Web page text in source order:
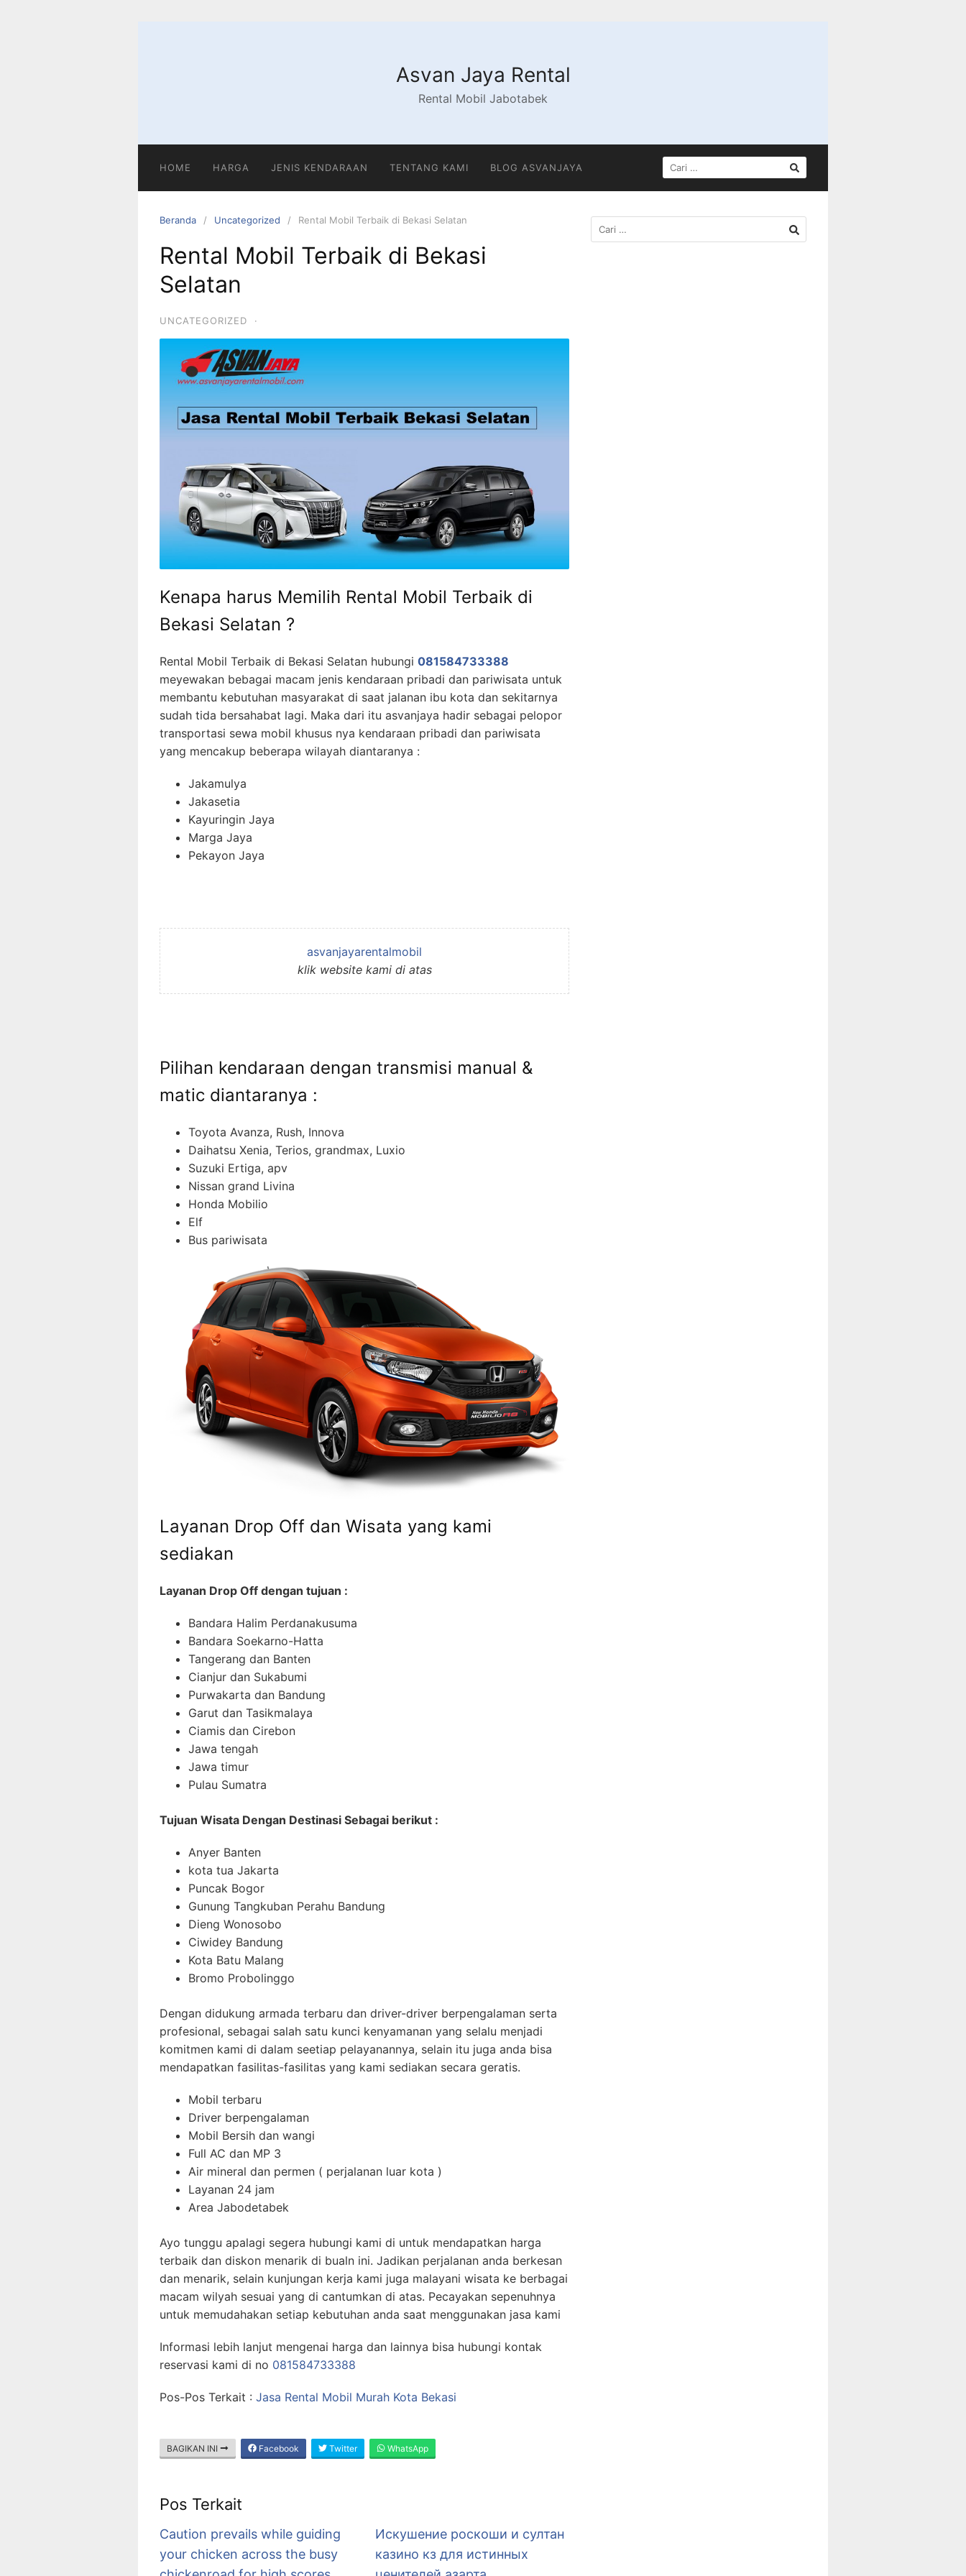
Asvan Jaya Rental
Rental Mobil Jabotabek
HOME HARGA JENIS KENDARAAN TENTANG KAMI BLOG ASVANJAYA
Beranda Uncategorized Rental Mobil Terbaik di Bekasi Selatan
Rental Mobil Terbaik di Bekasi
Selatan
UNCATEGORIZED ·
Kenapa harus Memilih Rental Mobil Terbaik di
Bekasi Selatan ?
Rental Mobil Terbaik di Bekasi Selatan hubungi 081584733388
meyewakan bebagai macam jenis kendaraan pribadi dan pariwisata untuk
membantu kebutuhan masyarakat di saat jalanan ibu kota dan sekitarnya
sudah tida bersahabat lagi. Maka dari itu asvanjaya hadir sebagai pelopor
transportasi sewa mobil khusus nya kendaraan pribadi dan pariwisata
yang mencakup beberapa wilayah diantaranya :
Jakamulya
Jakasetia
Kayuringin Jaya
Marga Jaya
Pekayon Jaya
asvanjayarentalmobil
klik website kami di atas
Pilihan kendaraan dengan transmisi manual &
matic diantaranya :
Toyota Avanza, Rush, Innova
Daihatsu Xenia, Terios, grandmax, Luxio
Suzuki Ertiga, apv
Nissan grand Livina
Honda Mobilio
Elf
Bus pariwisata
Layanan Drop Off dan Wisata yang kami
sediakan
Layanan Drop Off dengan tujuan :
Bandara Halim Perdanakusuma
Bandara Soekarno-Hatta
Tangerang dan Banten
Cianjur dan Sukabumi
Purwakarta dan Bandung
Garut dan Tasikmalaya
Ciamis dan Cirebon
Jawa tengah
Jawa timur
Pulau Sumatra
Tujuan Wisata Dengan Destinasi Sebagai berikut :
Anyer Banten
kota tua Jakarta
Puncak Bogor
Gunung Tangkuban Perahu Bandung
Dieng Wonosobo
Ciwidey Bandung
Kota Batu Malang
Bromo Probolinggo
Dengan didukung armada terbaru dan driver-driver berpengalaman serta
profesional, sebagai salah satu kunci kenyamanan yang selalu menjadi
komitmen kami di dalam seetiap pelayanannya, selain itu juga anda bisa
mendapatkan fasilitas-fasilitas yang kami sediakan secara geratis.
Mobil terbaru
Driver berpengalaman
Mobil Bersih dan wangi
Full AC dan MP 3
Air mineral dan permen ( perjalanan luar kota )
Layanan 24 jam
Area Jabodetabek
Ayo tunggu apalagi segera hubungi kami di untuk mendapatkan harga
terbaik dan diskon menarik di bualn ini. Jadikan perjalanan anda berkesan
dan menarik, selain kunjungan kerja kami juga malayani wisata ke berbagai
macam wilyah sesuai yang di cantumkan di atas. Pecayakan sepenuhnya
untuk memudahakan setiap kebutuhan anda saat menggunakan jasa kami
Informasi lebih lanjut mengenai harga dan lainnya bisa hubungi kontak
reservasi kami di no 081584733388
Pos-Pos Terkait : Jasa Rental Mobil Murah Kota Bekasi
BAGIKAN INI Facebook Twitter WhatsApp
Pos Terkait
Caution prevails while guiding
your chicken across the busy
Искушение роскоши и султан
казино кз для истинных